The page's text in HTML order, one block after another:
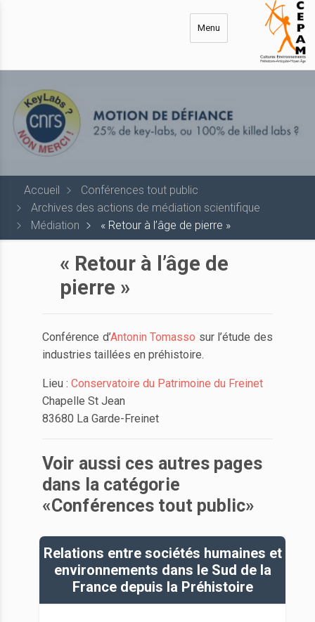
Menu
Accueil
Conférences tout public
Archives des actions de médiation scientifique
Médiation
« Retour à l’âge de pierre »
« Retour à l’âge de
pierre »
Conférence d’Antonin Tomasso sur l’étude des
industries taillées en préhistoire.
Lieu : Conservatoire du Patrimoine du Freinet
Chapelle St Jean
83680 La Garde-Freinet
Voir aussi ces autres pages
dans la catégorie
«Conférences tout public»
Relations entre sociétés humaines et
environnements dans le Sud de la
France depuis la Préhistoire